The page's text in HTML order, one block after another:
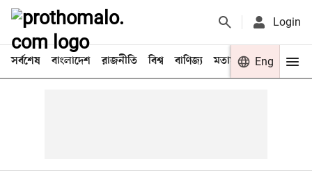
Login
সর্বশেষ বাংলাদেশ রাজনীতি বিশ্ব বাণিজ্য মতামত খেলা
Eng